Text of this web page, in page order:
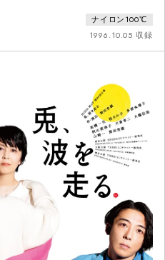
ナイロン100℃
1996.10.05 収録